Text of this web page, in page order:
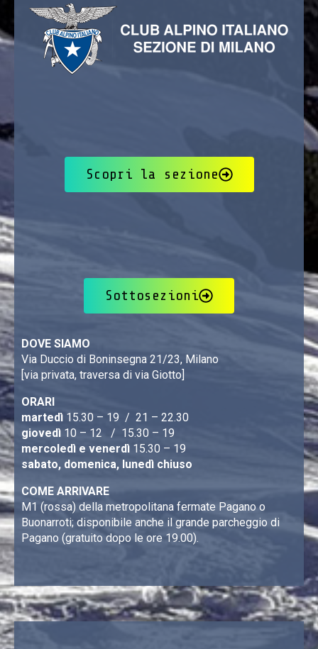
Scopri la sezione
Sottosezioni
DOVE SIAMO
Via Duccio di Boninsegna 21/23, Milano
[via privata, traversa di via Giotto]
ORARI
martedì 15.30 – 19 / 21 – 22.30
giovedì 10 – 12 / 15.30 – 19
mercoledì e venerdì 15.30 – 19
sabato, domenica, lunedì chiuso
COME ARRIVARE
M1 (rossa) della metropolitana fermate Pagano o
Buonarroti; disponibile anche il grande parcheggio di
Pagano (gratuito dopo le ore 19.00).